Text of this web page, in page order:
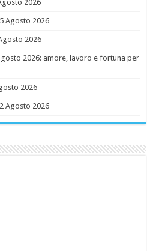
2026
Agosto 2026
2026
2026: amore, lavoro e fortuna per
2026
Agosto 2026